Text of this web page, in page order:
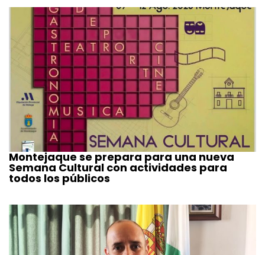
Montejaque se prepara para una nueva
Semana Cultural con actividades para
todos los públicos